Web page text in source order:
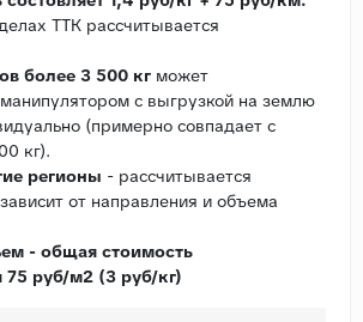
ТТК рассчитывается
более 3 500 кг может
с выгрузкой на землю
(примерно совпадает с
кг).
регионы - рассчитывается
от направления и объема
- общая стоимость
75 руб/м2 (3 руб/кг)